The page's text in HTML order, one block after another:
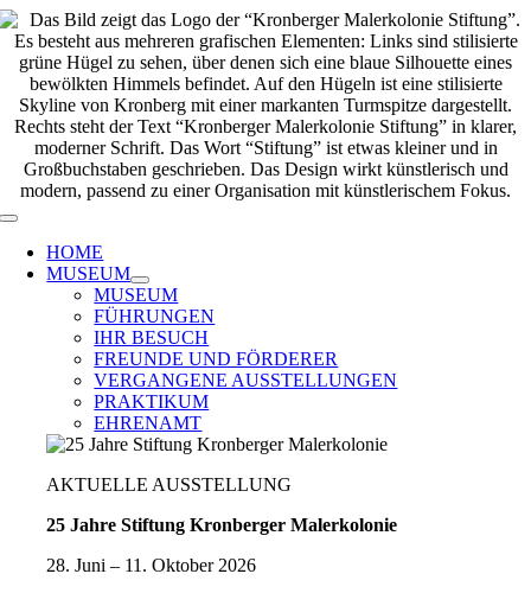
Zum
Inhalt
springen
Toggle
Navigation
HOME
MUSEUM
MUSEUM
FÜHRUNGEN
IHR BESUCH
FREUNDE UND FÖRDERER
VERGANGENE AUSSTELLUNGEN
PRAKTIKUM
EHRENAMT
AKTUELLE AUSSTELLUNG
25 Jahre Stiftung Kronberger Malerkolonie
28. Juni – 11. Oktober 2026